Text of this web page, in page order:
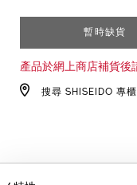
TO
CART
OPTIONS
PRODUCT
ACTIONS
暫時缺貨
產品於網上商店補貨後
搜尋 SHISEIDO 專櫃